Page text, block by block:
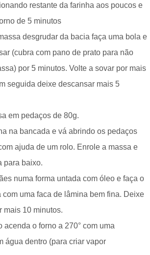
restante da farinha aos poucos e
de 5 minutos
desgrudar da bacia faça uma bola e
(cubra com pano de prato para não
por 5 minutos. Volte a sovar por mais
seguida deixe descansar mais 5
em pedaços de 80g.
na bancada e vá abrindo os pedaços
ajuda de um rolo. Enrole a massa e
para baixo.
numa forma untada com óleo e faça o
com uma faca de lâmina bem fina. Deixe
mais 10 minutos.
acenda o forno a 270° com uma
água dentro (para criar vapor